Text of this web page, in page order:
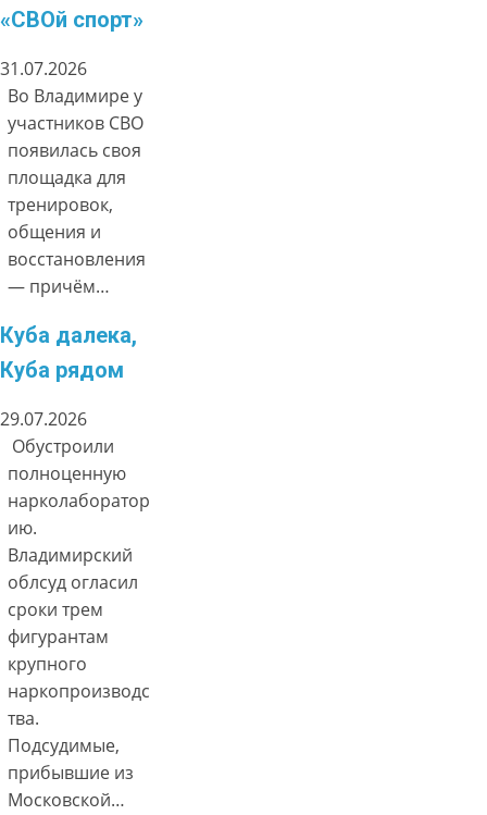
«СВОй спорт»
31.07.2026
Во Владимире у
участников СВО
появилась своя
площадка для
тренировок,
общения и
восстановления
— причём…
Куба далека,
Куба рядом
29.07.2026
Обустроили
полноценную
нарколаборатор
ию.
Владимирский
облсуд огласил
сроки трем
фигурантам
крупного
наркопроизводс
тва.
Подсудимые,
прибывшие из
Московской…